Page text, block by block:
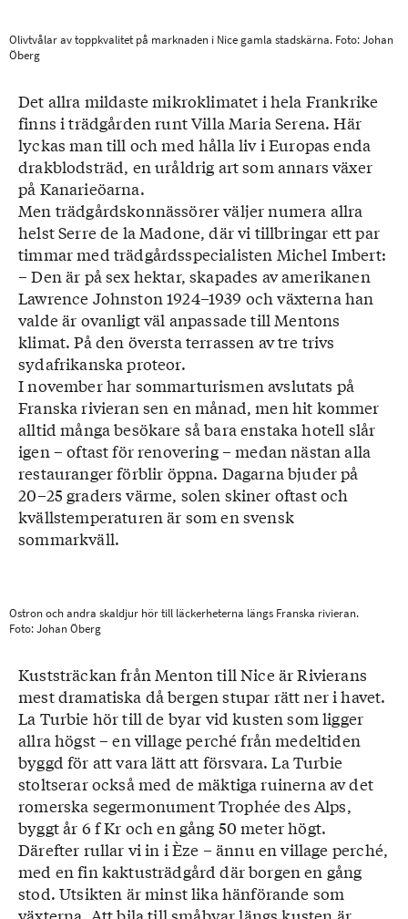
Olivtvålar av toppkvalitet på marknaden i Nice gamla stadskärna. Foto: Johan
Öberg
Det allra mildaste mikroklimatet i hela Frankrike
finns i trädgården runt Villa Maria Serena. Här
lyckas man till och med hålla liv i Europas enda
drakblodsträd, en uråldrig art som annars växer
på Kanarieöarna.
Men trädgårdskonnässörer väljer numera allra
helst Serre de la Madone, där vi tillbringar ett par
timmar med trädgårdsspecialisten Michel Imbert:
– Den är på sex hektar, skapades av amerikanen
Lawrence Johnston 1924–1939 och växterna han
valde är ovanligt väl anpassade till Mentons
klimat. På den översta terrassen av tre trivs
sydafrikanska proteor.
I november har sommarturismen avslutats på
Franska rivieran sen en månad, men hit kommer
alltid många besökare så bara enstaka hotell slår
igen – oftast för renovering – medan nästan alla
restauranger förblir öppna. Dagarna bjuder på
20–25 graders värme, solen skiner oftast och
kvällstemperaturen är som en svensk
sommarkväll.
Ostron och andra skaldjur hör till läckerheterna längs Franska rivieran.
Foto: Johan Öberg
Kuststräckan från Menton till Nice är Rivierans
mest dramatiska då bergen stupar rätt ner i havet.
La Turbie hör till de byar vid kusten som ligger
allra högst – en village perché från medeltiden
byggd för att vara lätt att försvara. La Turbie
stoltserar också med de mäktiga ruinerna av det
romerska segermonument Trophée des Alps,
byggt år 6 f Kr och en gång 50 meter högt.
Därefter rullar vi in i Èze – ännu en village perché,
med en fin kaktusträdgård där borgen en gång
stod. Utsikten är minst lika hänförande som